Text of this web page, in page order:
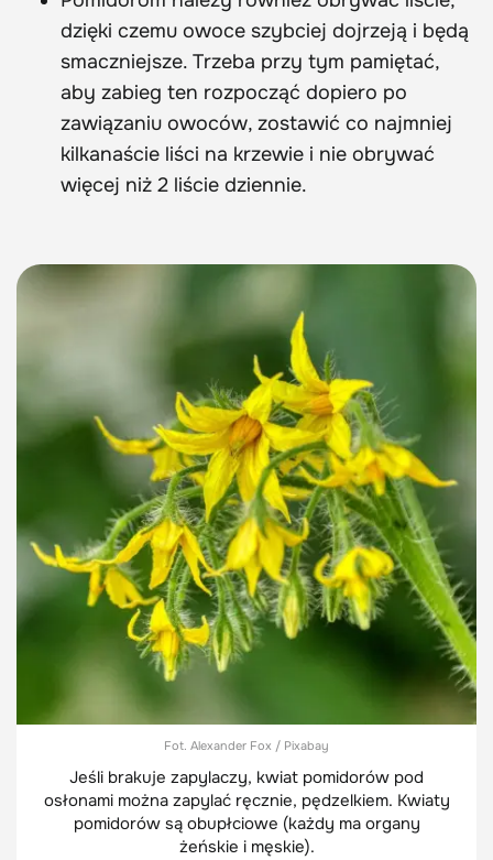
dzięki czemu owoce szybciej dojrzeją i będą
smaczniejsze. Trzeba przy tym pamiętać,
aby zabieg ten rozpocząć dopiero po
zawiązaniu owoców, zostawić co najmniej
kilkanaście liści na krzewie i nie obrywać
więcej niż 2 liście dziennie.
Fot. Alexander Fox / Pixabay
Jeśli brakuje zapylaczy, kwiat pomidorów pod
osłonami można zapylać ręcznie, pędzelkiem. Kwiaty
pomidorów są obupłciowe (każdy ma organy
żeńskie i męskie).